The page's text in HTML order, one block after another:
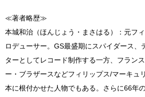
≪著者略歴≫
本城和治（ほんじょう・まさはる）：元フ
ロデューサー。GS最盛期にスパイダース、
ターとしてレコード制作する一方、フラン
ー・ブラザースなどフィリップス/マーキュ
本に根付かせた人物でもある。さらに66年